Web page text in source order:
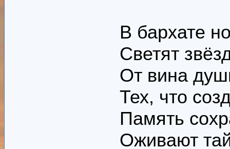
В бархате
Светят
От вина
Тех, что
Память
Оживают